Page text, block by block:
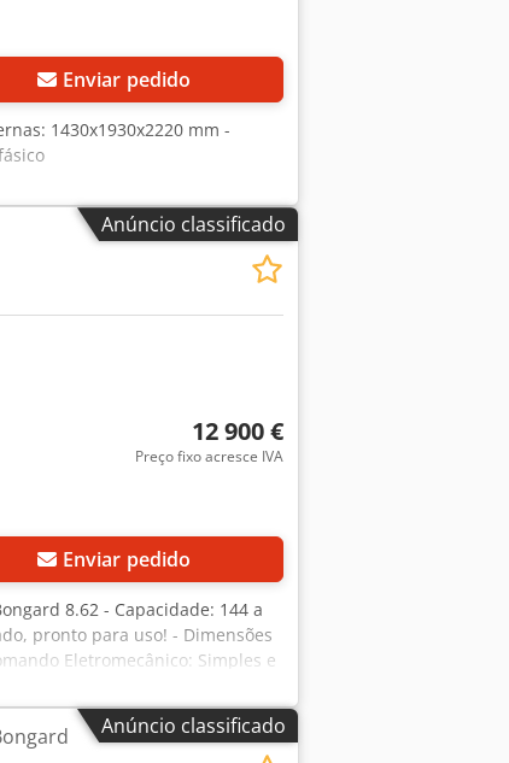
Enviar pedido
1430x1930x2220 mm -
Anúncio classificado
12 900 €
Preço fixo acresce IVA
Enviar pedido
8.62 - Capacidade: 144 a
pronto para uso! - Dimensões
Eletromecânico: Simples e
- 180 baguetes de 250g em 19
- Fornecido com
que escolher o Forno Bongard
Anúncio classificado